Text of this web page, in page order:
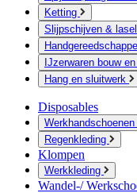
Ketting
Slijpschijven &
IJzerwaren bouw
Hang en sluitwerk
Disposables
Werkhandschoenen
Regenkleding
Klompen
Werkkleding
Wandel-/